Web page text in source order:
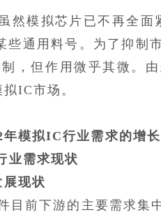
然模拟芯片已不再全面
些通用料号。为了抑制
，但作用微乎其微。
IC市场。
年模拟IC行业需求的增
业需求现状
现状
目前下游的主要需求集